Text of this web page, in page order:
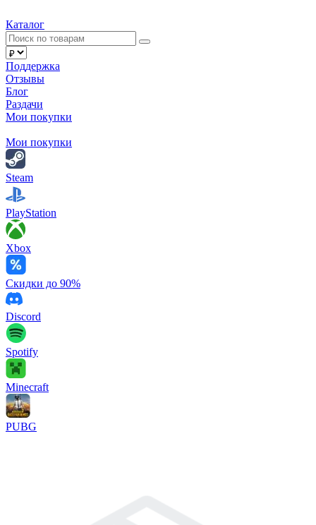
Каталог
Поддержка
Отзывы
Блог
Раздачи
Мои покупки
Мои покупки
Steam
PlayStation
Xbox
Скидки до 90%
Discord
Spotify
Minecraft
PUBG